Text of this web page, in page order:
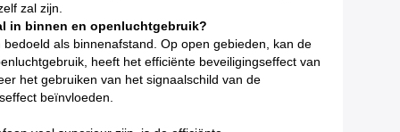
zal zijn.
in binnen en openluchtgebruik?
als binnenafstand. Op open gebieden, kan de
heeft het efficiënte beveiligingseffect van
het gebruiken van het signaalschild van de
beïnvloeden.